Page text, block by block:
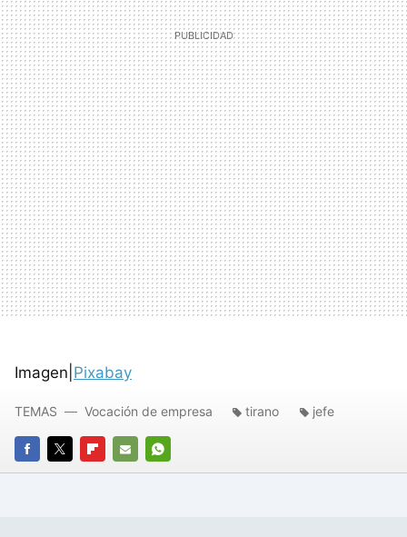
Imagen| Pixabay
FACEBOOK
TWITTERFLIPBOARD
E-
WHATSAPP
TEMAS Vocación de empresa tirano jefe